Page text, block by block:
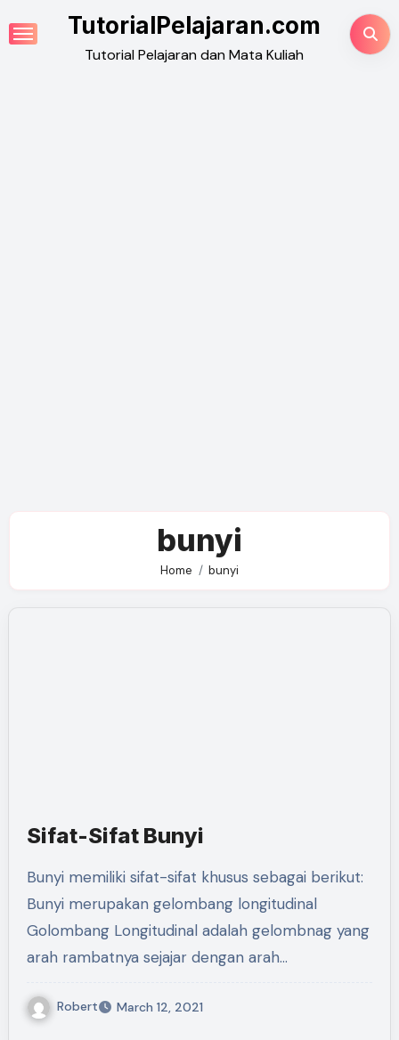
to
TutorialPelajaran.com
Tutorial Pelajaran dan Mata Kuliah
bunyi
Home bunyi
Sifat-Sifat Bunyi
Bunyi memiliki sifat-sifat khusus sebagai berikut:
Bunyi merupakan gelombang longitudinal
Golombang Longitudinal adalah gelombnag yang
arah rambatnya sejajar dengan arah…
Robert March 12, 2021